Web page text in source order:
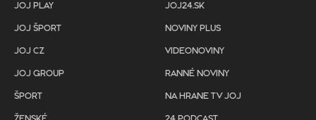
JOJ PLAY
JOJ ŠPORT
JOJ CZ
JOJ GROUP
ŠPORT
JOJ24.SK
NOVINY PLUS
VIDEONOVINY
RANNÉ NOVINY
NA HRANE TV JOJ